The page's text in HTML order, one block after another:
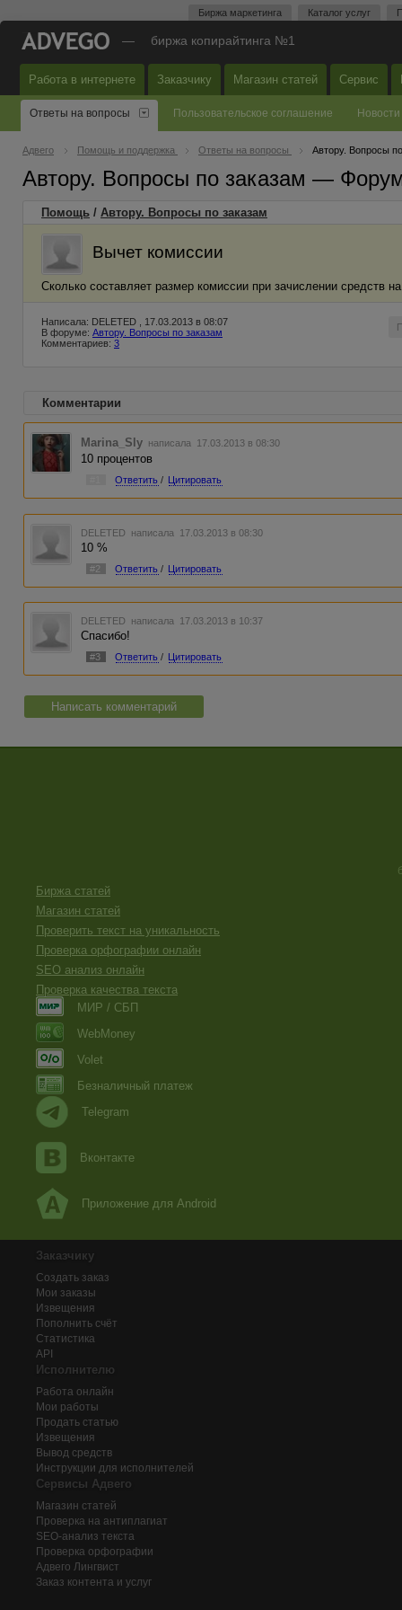
Биржа маркетинга Каталог услуг
— биржа копирайтинга №1
Работа в интернете Заказчику Магазин статей Сервис
Ответы на вопросы Пользовательское соглашение Новости
Адвего Помощь и поддержка Ответы на вопросы Автору. Вопросы
Автору. Вопросы по заказам —
Помощь / Автору. Вопросы по заказам
Вычет комиссии
Сколько составляет размер комиссии при зачислении средств
Написала: DELETED , 17.03.2013 в 08:07
В форуме: Автору. Вопросы по заказам
Комментариев: 3
Комментарии
Marina_Sly написала 17.03.2013 в 08:30
10 процентов
Ответить / Цитировать
DELETED написала 17.03.2013 в 08:30
10 %
#2 Ответить / Цитировать
DELETED написала 17.03.2013 в 10:37
Спасибо!
#3 Ответить / Цитировать
Написать комментарий
Биржа статей
Магазин статей
Проверить текст на уникальность
Проверка орфографии онлайн
SEO анализ онлайн
Проверка качества текста
МИР / СБП
WebMoney
Volet
Безналичный платеж
Telegram
Вконтакте
Приложение для Android
Заказчику
Создать заказ
Мои заказы
Извещения
Пополнить счёт
Статистика
API
Исполнителю
Работа онлайн
Мои работы
Продать статью
Извещения
Вывод средств
Инструкции для исполнителей
Сервисы Адвего
Магазин статей
Проверка на антиплагиат
SEO-анализ текста
Проверка орфографии
Адвего Лингвист
Заказ контента и услуг